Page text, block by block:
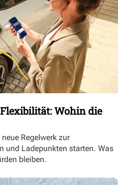
Wohin die
Regelwerk zur
und Ladepunkten starten. Was
bleiben.